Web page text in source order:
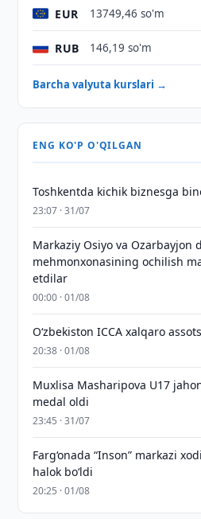
EUR 13749,46 so'm
RUB 146,19 so'm
Barcha valyuta kurslari →
ENG KO'P O'QILGAN
Toshkentda kichik biznesga
23:07 · 31/07
Markaziy Osiyo va Ozarbayjon
mehmonxonasining ochilish
etdilar
00:00 · 01/08
O‘zbekiston ICCA xalqaro
20:38 · 01/08
Muxlisa Masharipova U17
medal oldi
23:45 · 31/07
Farg‘onada “Inson” markazi
halok bo‘ldi
20:25 · 01/08